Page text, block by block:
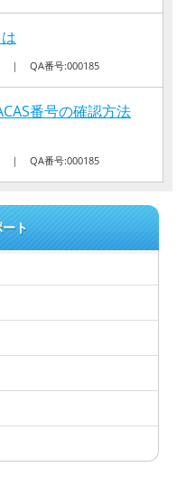
QA番号:000185
番号の確認方法
QA番号:000185
ト